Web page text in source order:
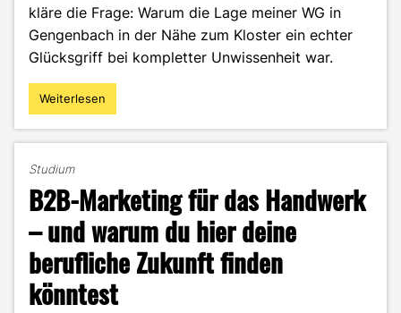
kläre die Frage: Warum die Lage meiner WG in
Gengenbach in der Nähe zum Kloster ein echter
Glücksgriff bei kompletter Unwissenheit war.
"Zwischen
Offenburg
–
DEC
an
drei
Standorten"
Weiterlesen
Studium
B2B-Marketing für das Handwerk
– und warum du hier deine
berufliche Zukunft finden
könntest